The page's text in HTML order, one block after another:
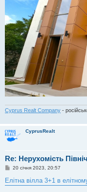
Cyprus Realt Company -
CyprusRealt
Re: Нерухомість
П
в
і
20 січня 2023, 20:57
Елітна вілла 3+1 в